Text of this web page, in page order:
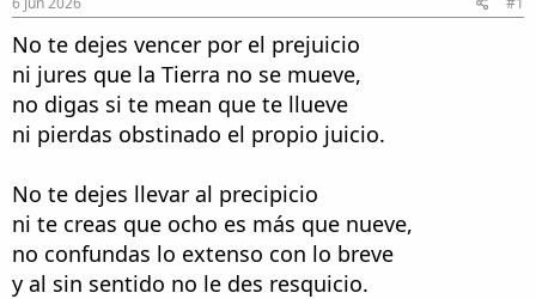
No te dejes vencer por el prejuicio
ni jures que la Tierra no se mueve,
no digas si te mean que te llueve
ni pierdas obstinado el propio juicio.
No te dejes llevar al precipicio
ni te creas que ocho es más que nueve,
no confundas lo extenso con lo breve
y al sin sentido no le des resquicio.